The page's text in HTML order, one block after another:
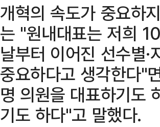
개혁의 속도가 중요하
는 "원내대표는 저희
날부터 이어진 선수별
중요하다고 생각한다"
명 의원을 대표하기도
기도 하다"고 말했다.